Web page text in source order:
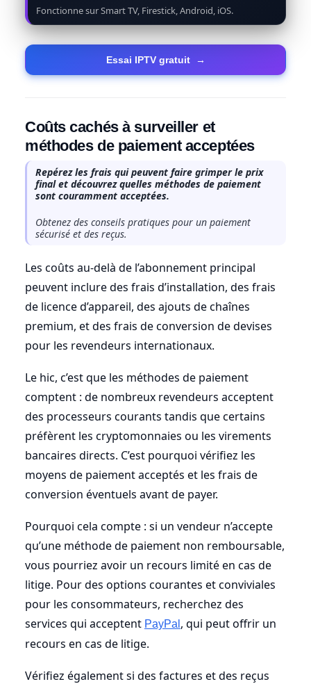
Fonctionne sur Smart TV, Firestick, Android, iOS.
Essai IPTV gratuit →
Coûts cachés à surveiller et
méthodes de paiement acceptées
Repérez les frais qui peuvent faire grimper le prix
final et découvrez quelles méthodes de paiement
sont couramment acceptées.
Obtenez des conseils pratiques pour un paiement
sécurisé et des reçus.
Les coûts au-delà de l’abonnement principal
peuvent inclure des frais d’installation, des frais
de licence d’appareil, des ajouts de chaînes
premium, et des frais de conversion de devises
pour les revendeurs internationaux.
Le hic, c’est que les méthodes de paiement
comptent : de nombreux revendeurs acceptent
des processeurs courants tandis que certains
préfèrent les cryptomonnaies ou les virements
bancaires directs. C’est pourquoi vérifiez les
moyens de paiement acceptés et les frais de
conversion éventuels avant de payer.
Pourquoi cela compte : si un vendeur n’accepte
qu’une méthode de paiement non remboursable,
vous pourriez avoir un recours limité en cas de
litige. Pour des options courantes et conviviales
pour les consommateurs, recherchez des
services qui acceptent PayPal , qui peut offrir un
recours en cas de litige.
Vérifiez également si des factures et des reçus